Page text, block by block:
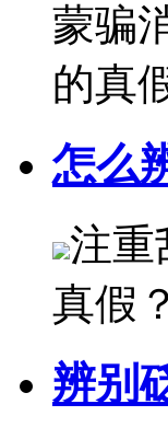
蒙骗
的真
怎么
注重
真假
辨别